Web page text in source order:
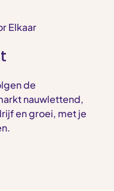
de
nauwlettend,
en groei, met je